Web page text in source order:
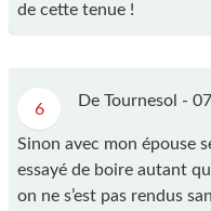
de cette tenue !
6 De Tournesol -
Sinon avec mon épouse
essayé de boire autant
on ne s’est pas rendus